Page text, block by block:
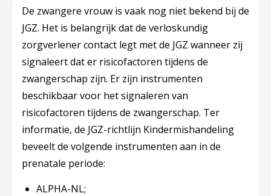
De zwangere vrouw is vaak nog niet bekend bij de
JGZ. Het is belangrijk dat de verloskundig
zorgverlener contact legt met de JGZ wanneer zij
signaleert dat er risicofactoren tijdens de
zwangerschap zijn. Er zijn instrumenten
beschikbaar voor het signaleren van
risicofactoren tijdens de zwangerschap. Ter
informatie, de JGZ-richtlijn Kindermishandeling
beveelt de volgende instrumenten aan in de
prenatale periode:
ALPHA-NL;